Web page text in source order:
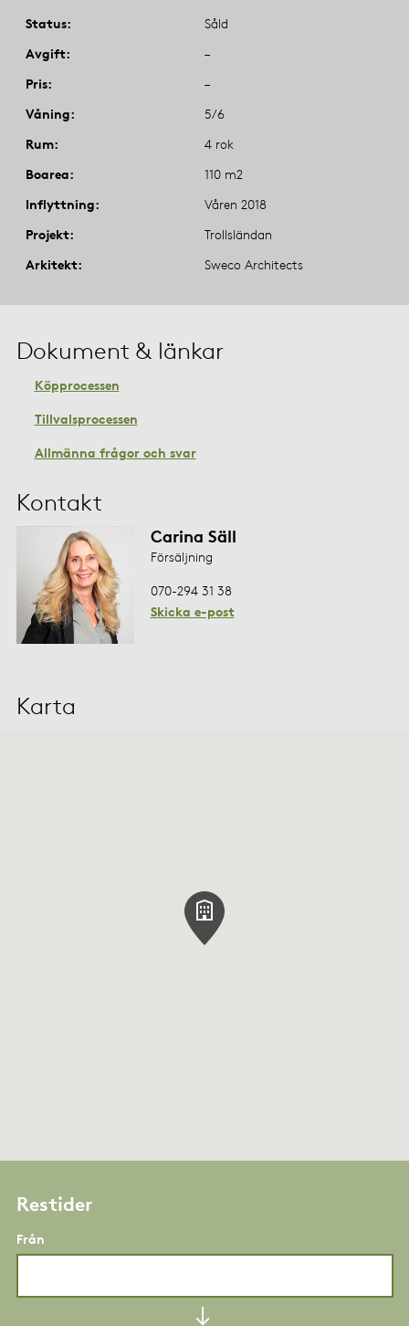
Status
Såld
Avgift
–
Pris
–
Våning
5/6
Rum
4 rok
Boarea
110 m2
Inflyttning
Våren 2018
Projekt
Trollsländan
Arkitekt
Sweco Architects
Dokument & länkar
Köpprocessen
Tillvalsprocessen
Allmänna frågor och svar
Kontakt
Carina Säll
Försäljning
070-294 31 38
Skicka e-post
Karta
Restider
Från